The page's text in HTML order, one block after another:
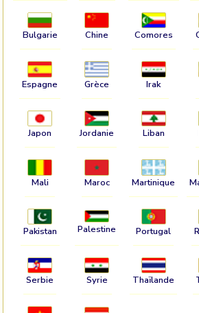
Bulgarie Chine Comores
Espagne Grèce Irak
Japon Jordanie Liban
Mali Maroc Martinique
Pakistan Palestine Portugal
Serbie Syrie Thaïlande